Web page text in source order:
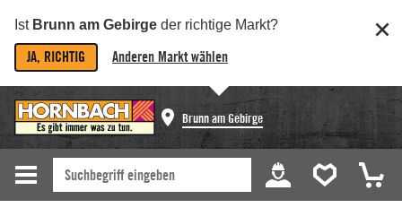
Ist Brunn am Gebirge der richtige Markt?
JA, RICHTIG Anderen Markt wählen
Brunn am Gebirge